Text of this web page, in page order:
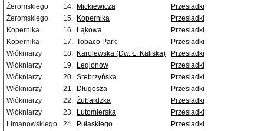
Żeromskiego
14. Mickiewicza
Przesiadki
Żeromskiego
15. Kopernika
Przesiadki
Kopernika
16. Łąkowa
Przesiadki
Kopernika
17. Tobaco Park
Przesiadki
Włókniarzy
18. Karolewska (Dw. Ł. Kaliska)
Przesiadki
Włókniarzy
19. Legionów
Przesiadki
Włókniarzy
20. Srebrzyńska
Przesiadki
Włókniarzy
21. Długosza
Przesiadki
Włókniarzy
22. Żubardzka
Przesiadki
Włókniarzy
23. Lutomierska
Przesiadki
Limanowskiego
24. Pułaskiego
Przesiadki